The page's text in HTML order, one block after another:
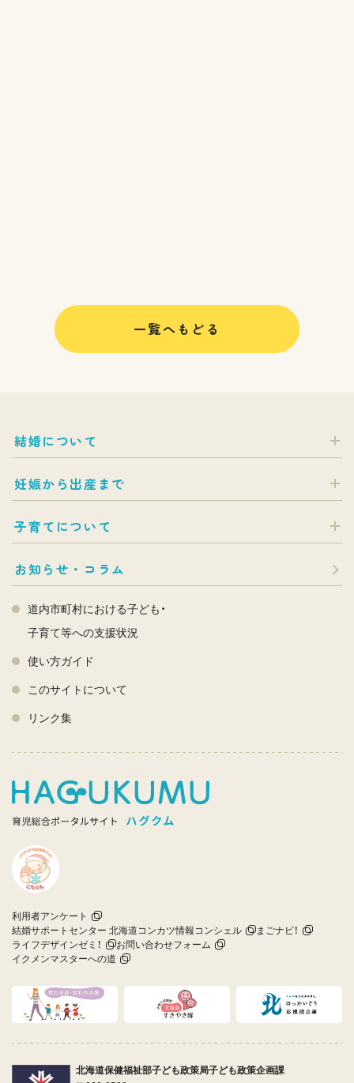
一覧へもどる
結婚について
妊娠から出産まで
子育てについて
お知らせ・コラム
道内市町村における子ども・
子育て等への支援状況
使い方ガイド
このサイトについて
リンク集
利用者アンケート
結婚サポートセンター 北海道コンカツ情報コンシェル
まごナビ！
ライフデザインゼミ！
お問い合わせフォーム
イクメンマスターへの道
北海道保健福祉部子ども政策局子ども政策企画課